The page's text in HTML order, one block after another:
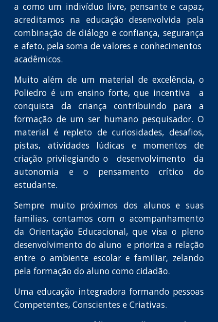
a como um indivíduo livre, pensante e capaz,
acreditamos na educação desenvolvida pela
combinação de diálogo e confiança, segurança
e afeto, pela soma de valores e conhecimentos
acadêmicos.
Muito além de um material de excelência, o
Poliedro é um ensino forte, que incentiva a
conquista da criança contribuindo para a
formação de um ser humano pesquisador. O
material é repleto de curiosidades, desafios,
pistas, atividades lúdicas e momentos de
criação privilegiando o desenvolvimento da
autonomia e o pensamento crítico do
estudante.
Sempre muito próximos dos alunos e suas
famílias, contamos com o acompanhamento
da Orientação Educacional, que visa o pleno
desenvolvimento do aluno e prioriza a relação
entre o ambiente escolar e familiar, zelando
pela formação do aluno como cidadão.
Uma educação integradora formando pessoas
Competentes, Conscientes e Criativas.